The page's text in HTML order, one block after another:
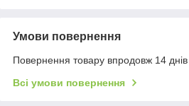
Умови повернення
Повернення товару впродовж 14
Всі умови повернення